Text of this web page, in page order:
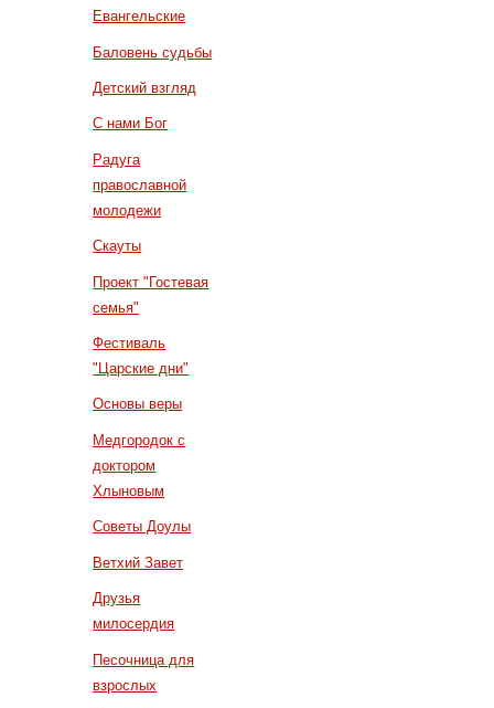
Евангельские
Баловень судьбы
Детский взгляд
С нами Бог
Радуга
православной
молодежи
Скауты
Проект "Гостевая
семья"
Фестиваль
"Царские дни"
Основы веры
Медгородок с
доктором
Хлыновым
Советы Доулы
Ветхий Завет
Друзья
милосердия
Песочница для
взрослых